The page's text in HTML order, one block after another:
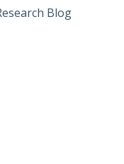
Blog